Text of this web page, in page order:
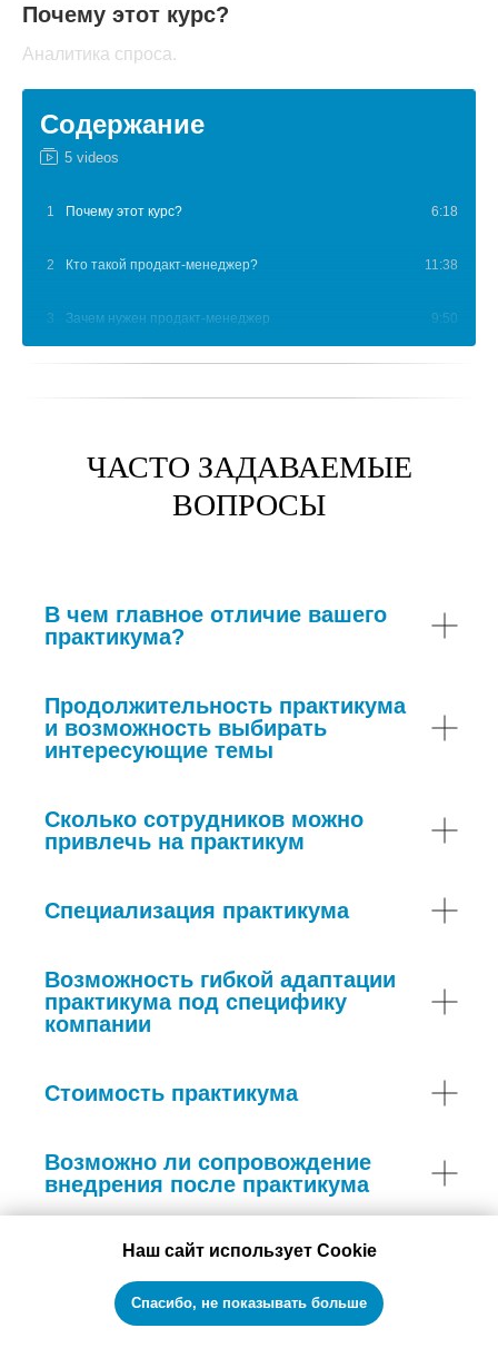
Содержание
5 videos
1 Почему этот курс? 6:18
2 Кто такой продакт-менеджер? 11:38
3 Зачем нужен продакт-менеджер 9:50
Почему этот курс?
Аналитика спроса.
ЧАСТО ЗАДАВАЕМЫЕ
ВОПРОСЫ
В чем главное отличие вашего
практикума?
Продолжительность практикума
и возможность выбирать
интересующие темы
Сколько сотрудников можно
привлечь на практикум
Специализация практикума
Возможность гибкой адаптации
практикума под специфику
компании
Стоимость практикума
Возможно ли сопровождение
внедрения после практикума
Какие форматы коммуникаций
практикума предусмотрены
Наш сайт использует Cookie
Спасибо, не показывать больше